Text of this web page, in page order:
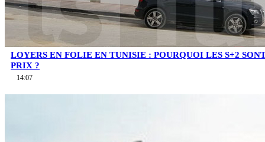
LOYERS EN FOLIE EN TUNISIE : POURQUOI LES S+2
PRIX ?
14:07